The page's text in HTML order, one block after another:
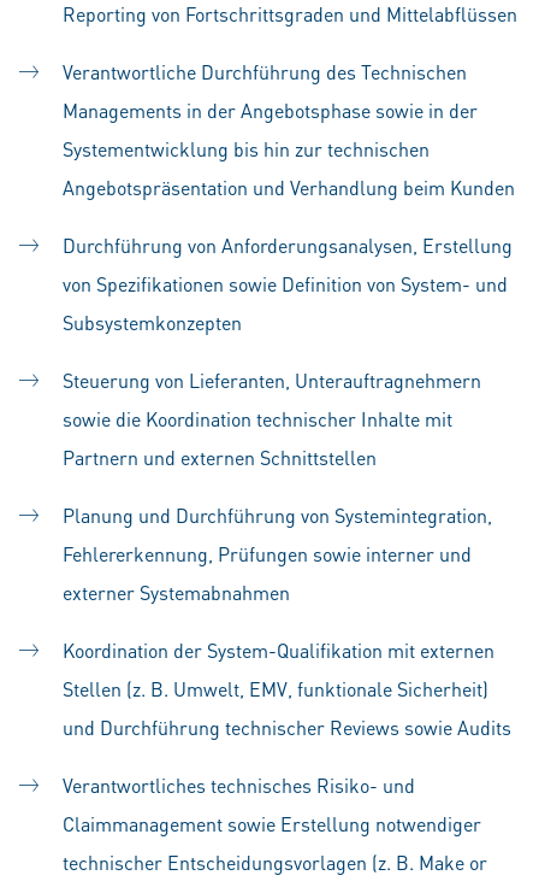
Reporting von Fortschrittsgraden und Mittelabflüssen
Verantwortliche Durchführung des Technischen
Managements in der Angebotsphase sowie in der
Systementwicklung bis hin zur technischen
Angebotspräsentation und Verhandlung beim Kunden
Durchführung von Anforderungsanalysen, Erstellung
von Spezifikationen sowie Definition von System- und
Subsystemkonzepten
Steuerung von Lieferanten, Unterauftragnehmern
sowie die Koordination technischer Inhalte mit
Partnern und externen Schnittstellen
Planung und Durchführung von Systemintegration,
Fehlererkennung, Prüfungen sowie interner und
externer Systemabnahmen
Koordination der System-Qualifikation mit externen
Stellen (z. B. Umwelt, EMV, funktionale Sicherheit)
und Durchführung technischer Reviews sowie Audits
Verantwortliches technisches Risiko- und
Claimmanagement sowie Erstellung notwendiger
technischer Entscheidungsvorlagen (z. B. Make or